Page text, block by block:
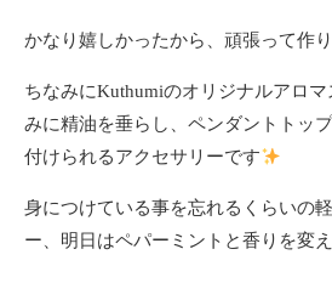
かなり嬉しかったから、頑張って作
ちなみにKuthumiのオリジナルアロ
みに精油を垂らし、ペンダントトッ
付けられるアクセサリーです
身につけている事を忘れるくらいの
ー、明日はペパーミントと香りを変